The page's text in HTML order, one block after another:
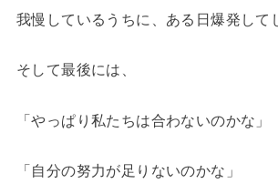
我慢しているうちに、ある日爆発して
そして最後には、
「やっぱり私たちは合わないのかな」
「自分の努力が足りないのかな」